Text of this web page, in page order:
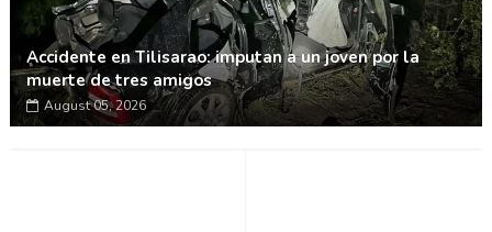
Accidente en Tilisarao: imputan a un joven por la
muerte de tres amigos
August 05, 2026